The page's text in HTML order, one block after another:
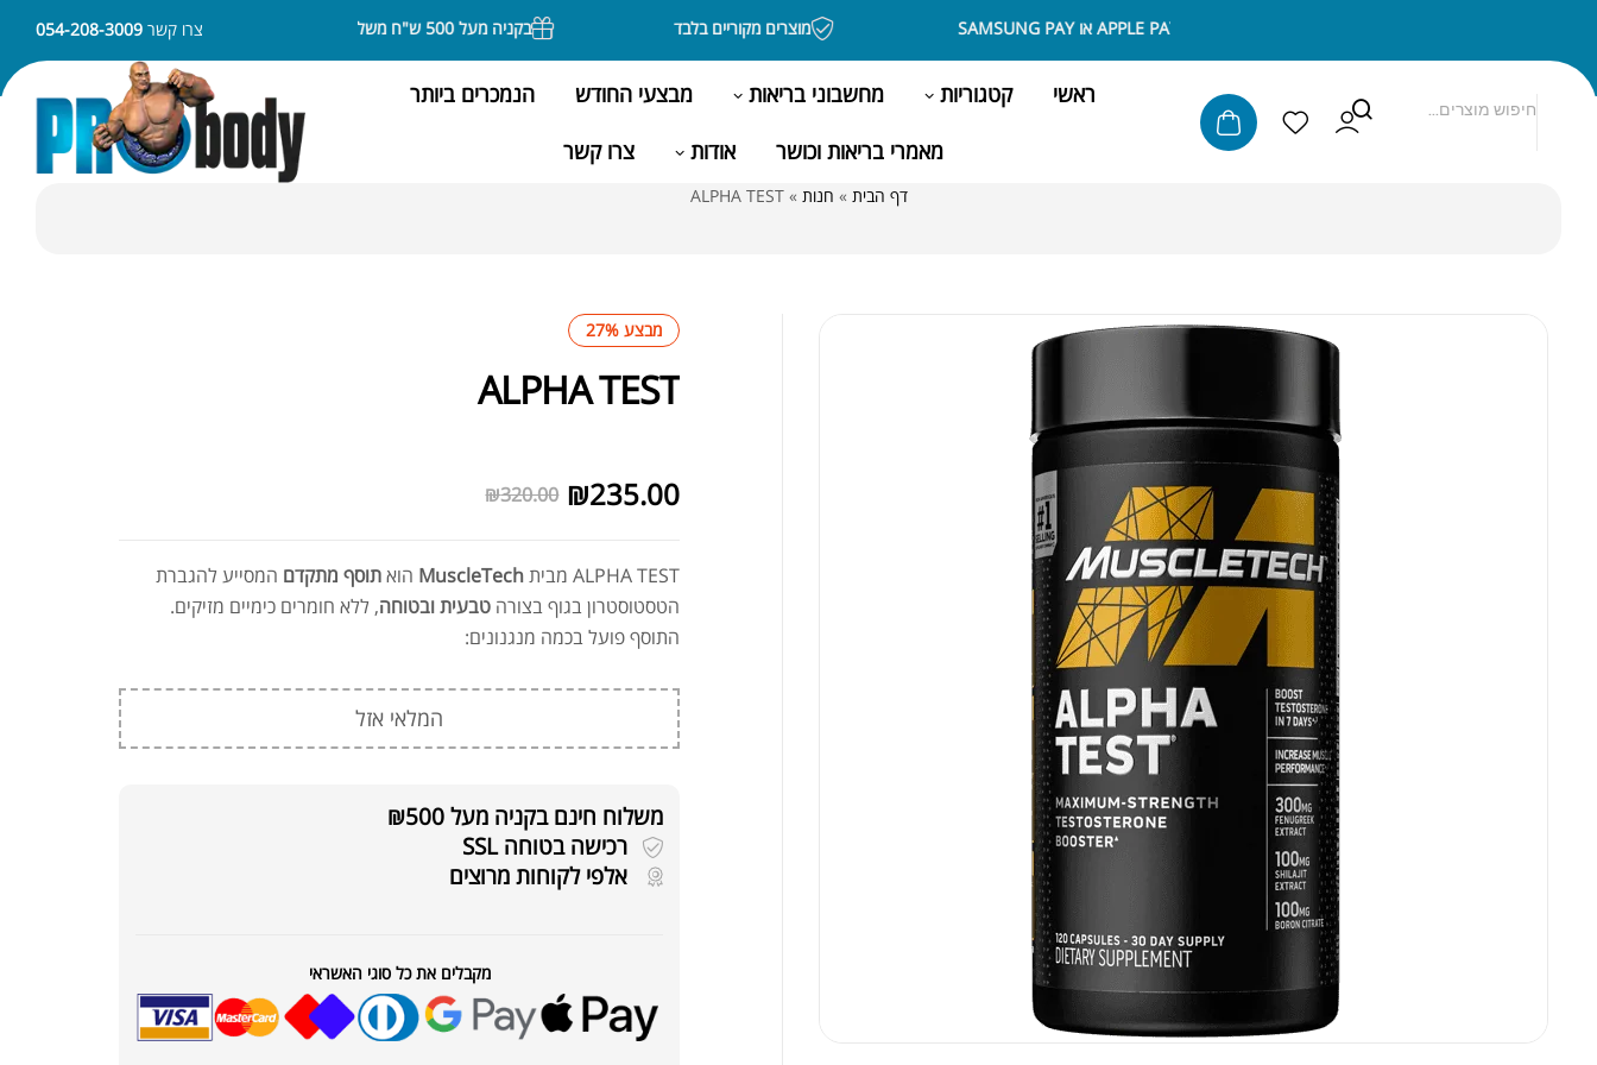
מוצרים מקוריים בלבד בקניה מעל 500 ש"ח משלוח חינם ניתן לשלם באמצעות APPLE PAY או SAMSUNG PAY
צרו קשר 054-208-3009
ראשי קטגוריות מחשבוני בריאות מבצעי החודש
הנמכרים ביותר
מאמרי בריאות וכושר
אודות צרו קשר
דף הבית » חנות »
ALPHA TEST
מבצע 27%
ALPHA TEST
₪320.00 ₪235.00
ALPHA TEST מבית MuscleTech הואתוסף מתקדם המסייע להגברת
הטסטוסטרון בגוף בצורה טבעית ובטוחה, ללא חומרים כימיים מזיקים.
התוסף פועל בכמה מנגנונים:
המלאי אזל
משלוח חינם בקניה מעל ₪500
רכישה בטוחה SSL
אלפי לקוחות מרוצים
מקבלים את כל סוגי האשראי
אבקת חלבון כשרה ₪239.00